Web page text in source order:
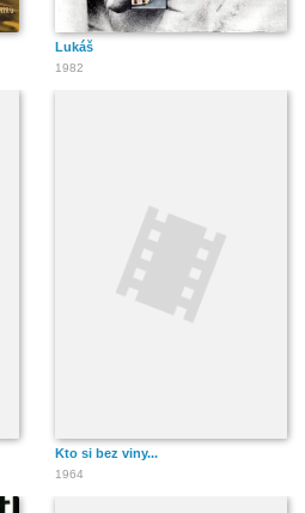
Lukáš
1982
Kto si bez viny...
1964